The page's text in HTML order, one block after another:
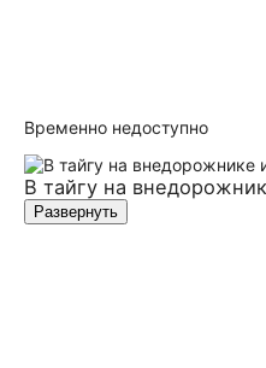
Временно недоступно
В тайгу на
Развернуть